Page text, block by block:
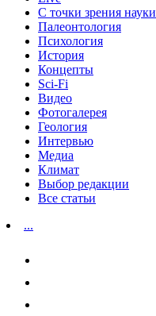
С точки зрения науки
Палеонтология
Психология
История
Концепты
Sci-Fi
Видео
Фотогалерея
Геология
Интервью
Медиа
Климат
Выбор редакции
Все статьи
...